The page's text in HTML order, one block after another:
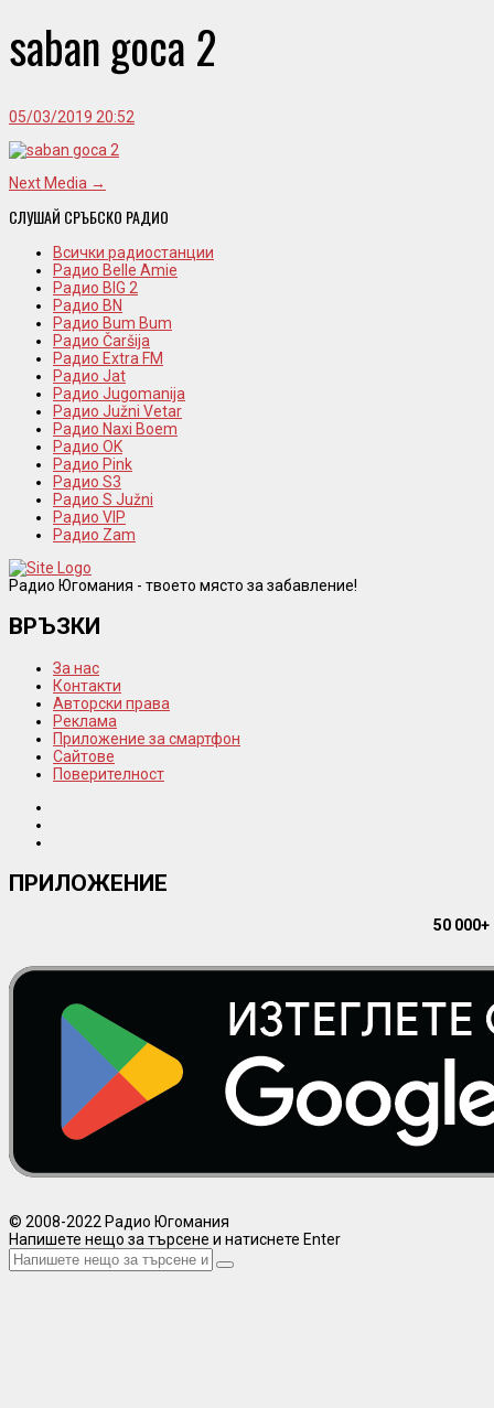
saban goca 2
05/03/2019 20:52
Next Media →
СЛУШАЙ СРЪБСКО РАДИО
Всички радиостанции
Радио Belle Amie
Радио BIG 2
Радио BN
Радио Bum Bum
Радио Čaršija
Радио Extra FM
Радио Jat
Радио Jugomanija
Радио Južni Vetar
Радио Naxi Boem
Радио OK
Радио Pink
Радио S3
Радио S Južni
Радио VIP
Радио Zam
Радио Югомания - твоето място за забавление!
ВРЪЗКИ
За нас
Контакти
Авторски права
Реклама
Приложение за смартфон
Сайтове
Поверителност
ПРИЛОЖЕНИЕ
50
© 2008-2022 Радио Югомания
Напишете нещо за търсене и натиснете Enter